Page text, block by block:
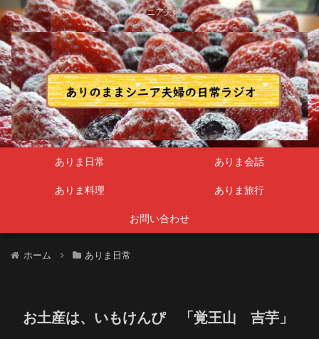
シニア夫婦
ありま日常 ありま会話
ありま料理 ありま旅行
お問い合わせ
ホーム ありま日常
お土産は、いもけんぴ 「覚王山 吉芋」